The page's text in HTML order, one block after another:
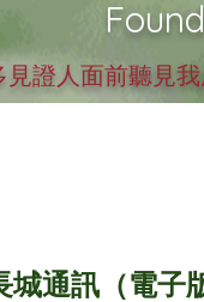
見證人面前聽見
城通訊（電子